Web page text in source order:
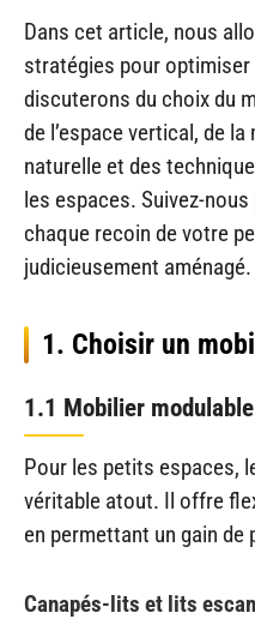
Dans cet article, nous
stratégies pour
discuterons du choix du
de l’espace vertical, de
naturelle et des
les espaces. Suivez-
chaque recoin de votre
judicieusement aménagé.
1. Choisir un
1.1 Mobilier modulable
Pour les petits espaces,
véritable atout. Il offre
en permettant un gain de
Canapés-lits et lits